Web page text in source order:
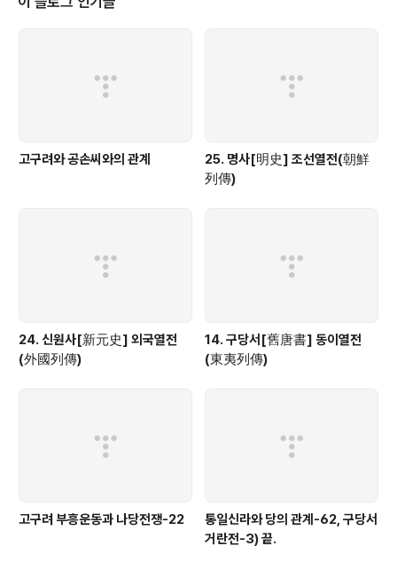
고구려와 공손씨와의 관계
25. 명사[明史] 조선열전(朝鮮
列傳)
24. 신원사[新元史] 외국열전
(外國列傳)
14. 구당서[舊唐書] 동이열전
(東夷列傳)
고구려 부흥운동과 나당전쟁-22
통일신라와 당의 관계-62, 구당서
거란전-3) 끝.